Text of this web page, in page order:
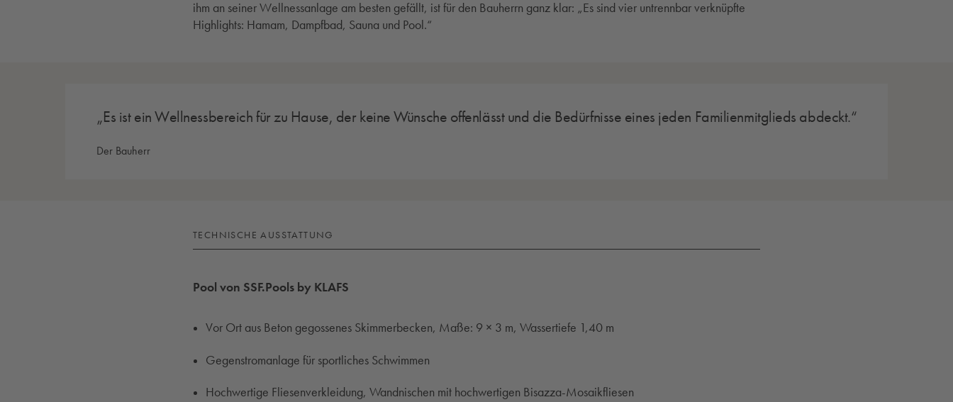
ihm an seiner Wellnessanlage am besten gefällt, ist für den Bauherrn ganz klar: „Es sind vier untrennbar verknüpfte
Highlights: Hamam, Dampfbad, Sauna und Pool.“
Es ist ein Wellnessbereich für zu Hause, der keine Wünsche offenlässt und die Bedürfnisse eines jeden Familienmitglieds abdeckt.
Der Bauherr
TECHNISCHE AUSSTATTUNG
Pool von SSF.Pools by KLAFS
Vor Ort aus Beton gegossenes Skimmerbecken, Maße: 9 × 3 m, Wassertiefe 1,40 m
Gegenstromanlage für sportliches Schwimmen
Hochwertige Fliesenverkleidung, Wandnischen mit hochwertigen Bisazza-Mosaikfliesen